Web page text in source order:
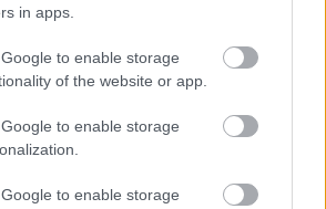
in apps.
to enable storage
of the website or app.
to enable storage
to enable storage